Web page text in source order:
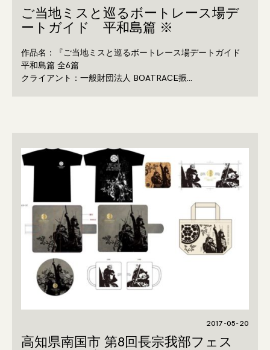
ご当地ミスと巡るボートレース場デ
ートガイド 平和島篇 ※
作品名：『ご当地ミスと巡るボートレース場デートガイド
平和島篇 全6篇
クライアント：一般財団法人 BOATRACE振…
2017-05-20
高知県南国市 第8回長宗我部フェス